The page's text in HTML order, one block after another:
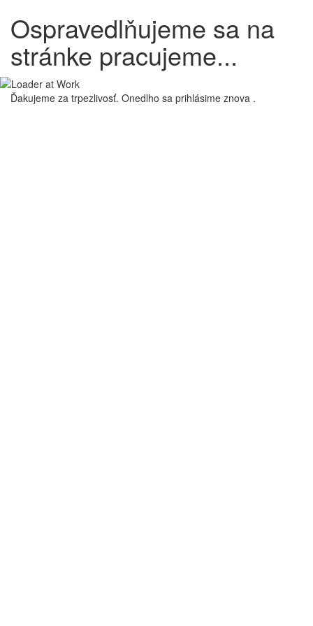
Ospravedlňujeme sa na
stránke pracujeme...
Ďakujeme za trpezlivosť. Onedlho sa prihlásime znova .